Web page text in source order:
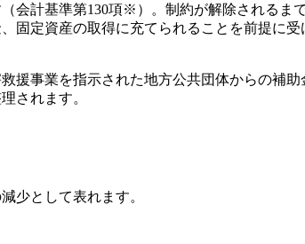
会計基準第130項※）。制約が解除されるま
固定資産の取得に充てられることを前提に
援事業を指示された地方公共団体からの補
されます。
少として表れます。